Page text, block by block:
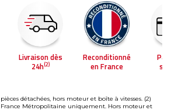
Livraison dès
24h(2)
Reconditionné
en France
détachées, hors moteur et boîte à vitesses. (2)
Métropolitaine uniquement. Hors moteur et